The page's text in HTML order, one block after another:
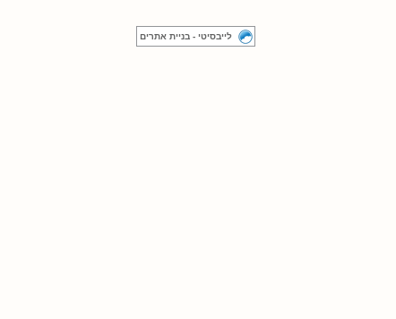
לייבסיטי - בניית אתרים